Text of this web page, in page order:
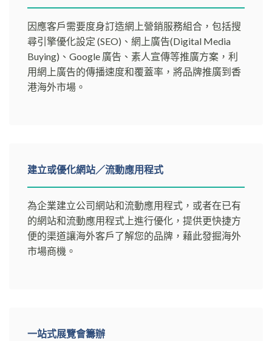
因應客戶需要度身訂造網上營銷服務組合，包括搜
尋引擎優化設定 (SEO)、網上廣告(Digital Media
Buying)、Google 廣告、素人宣傳等推廣方案，利
用網上廣告的傳播速度和覆蓋率，將品牌推廣到香
港海外市場。
建立或優化網站／流動應用程式
為企業建立公司網站和流動應用程式，或者在已有
的網站和流動應用程式上進行優化，提供更快捷方
便的渠道讓海外客戶了解您的品牌，藉此發掘海外
市場商機。
一站式展覽會籌辦